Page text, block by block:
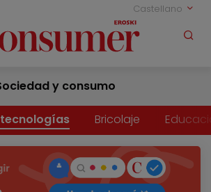
Castellano
y consumo
Bricolaje